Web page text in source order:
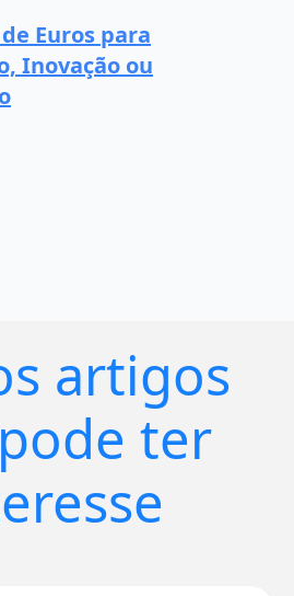
Euros para
Inovação ou
artigos
ter